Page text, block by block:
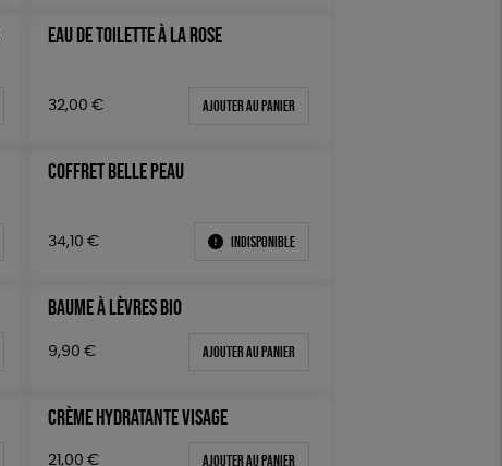
PEFC
EAU DE TOILETTE À LA ROSE
32,00 € Ajouter au panier
COFFRET BELLE PEAU
34,10 € Indisponible
BAUME À LÈVRES BIO
9,90 € Ajouter au panier
CRÈME HYDRATANTE VISAGE
21,00 € Ajouter au panier